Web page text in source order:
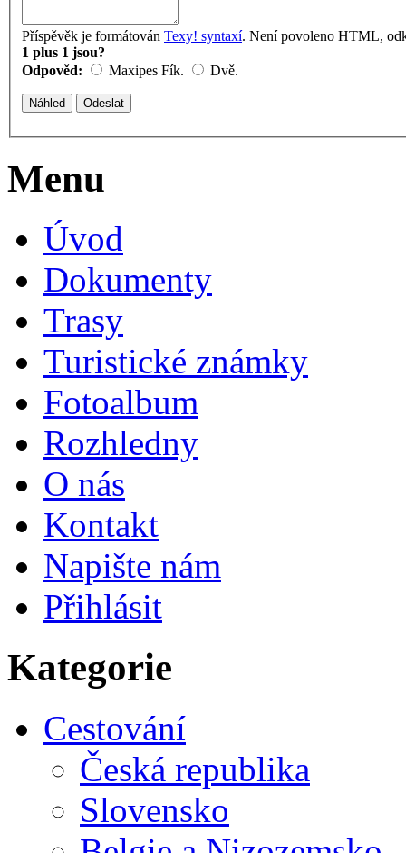
Příspěvěk je formátován Texy! syntaxí. Není povoleno HTML,
1 plus 1 jsou?
Odpověd:
Maxipes Fík. Dvě.
Menu
Úvod
Dokumenty
Trasy
Turistické známky
Fotoalbum
Rozhledny
O nás
Kontakt
Napište nám
Přihlásit
Kategorie
Cestování
Česká republika
Slovensko